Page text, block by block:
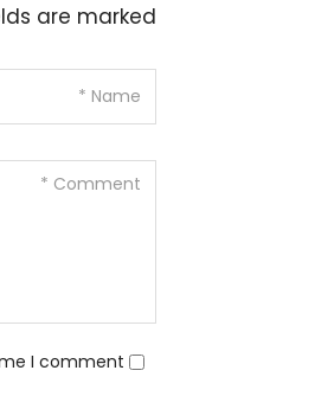
are marked
I comment.